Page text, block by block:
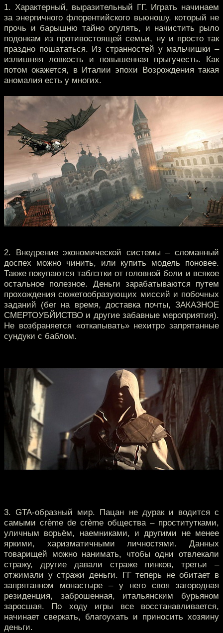
1. Характерный, выразительный ГГ. Играть начинаем
за энергичного флорентийского вьюношу, который не
прочь и барышню тайно огулять, и начистить рыло
подонкам из противостоящей семьи, ну и просто так
праздно пошататься. Из странностей у мальчишки –
излишняя ловкость и повышенная прыгучесть. Как
потом окажется, в Италии эпохи Возрождения такая
аномалия есть у многих.
2. Внедрение экономической системы – сломанный
доспех можно чинить, или купить модель поновее.
Также покупаются таблэтки от головной боли и всякое
остальное полезное. Деньги зарабатываются путем
прохождения сюжетообразующих миссий и побочных
заданий (бег на время, доставка почты, ЗАКАЗНОЕ
СМЕРТОУБЙИСТВО и другие забавные мероприятия).
Не возбраняется «откапывать» нехитро запрятанные
сундуки с баблом.
3. GTA-образный мир. Пацан не дурак и водится с
самыми crème de crème общества – проститутками,
уличным ворьём, наемниками, и другими не менее
яркими, харизматичными личностями. Данных
товарищей можно нанимать, чтобы одни отвлекали
стражу, другие давали страже пинков, третьи –
отжимали у стражи деньги. ГГ теперь не обитает в
запрятанном монастыре – у него своя загородная
резиденция, заброшенная, итальянским бурьяном
заросшая. По ходу игры все восстанавливается,
начинает сверкать, благоухать и приносить хозяину
деньги.